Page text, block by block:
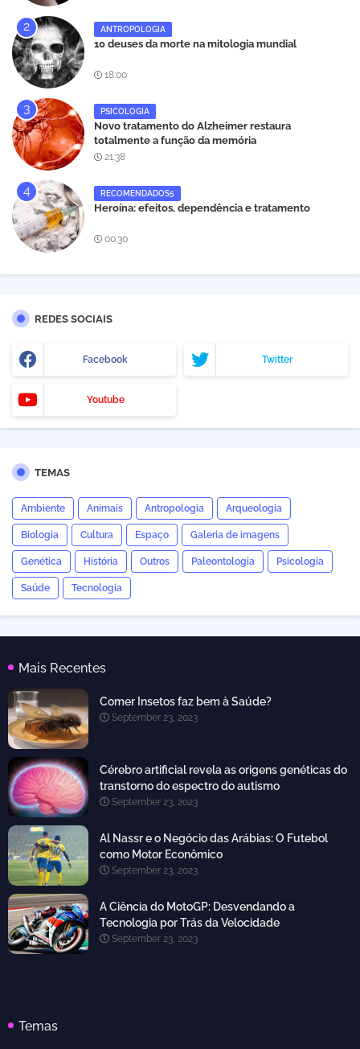
ANTROPOLOGIA
10 deuses da morte na mitologia mundial
18:00
PSICOLOGIA
Novo tratamento do Alzheimer restaura
totalmente a função da memória
21:38
RECOMENDADOS5
Heroína: efeitos, dependência e tratamento
00:30
REDES SOCIAIS
Facebook Twitter
Youtube
TEMAS
Ambiente Animais Antropologia Arqueologia
Biologia Cultura Espaço Galeria de imagens
Genética História Outros Paleontologia Psicologia
Saúde Tecnologia
Mais Recentes
Comer Insetos faz bem à Saúde?
September 23, 2023
Cérebro artificial revela as origens genéticas do
transtorno do espectro do autismo
September 23, 2023
Al Nassr e o Negócio das Arábias: O Futebol
como Motor Econômico
September 23, 2023
A Ciência do MotoGP: Desvendando a
Tecnologia por Trás da Velocidade
September 23, 2023
Temas